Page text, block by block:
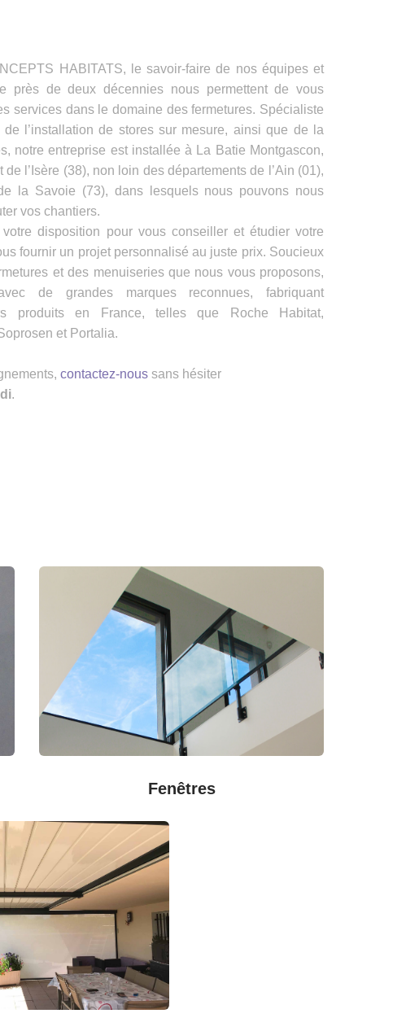
HABITATS, le savoir-faire de nos équipes et
près de deux décennies nous permettent de vous
services dans le domaine des fermetures. Spécialiste
l’installation de stores sur mesure, ainsi que de la
notre entreprise est installée à La Batie Montgascon,
l’Isère (38), non loin des départements de l’Ain (01),
la Savoie (73), dans lesquels nous pouvons nous
vos chantiers.
disposition pour vous conseiller et étudier votre
fournir un projet personnalisé au juste prix. Soucieux
et des menuiseries que nous vous proposons,
de grandes marques reconnues, fabriquant
produits en France, telles que Roche Habitat,
et Portalia.
contactez-nous sans hésiter
.
Fenêtres